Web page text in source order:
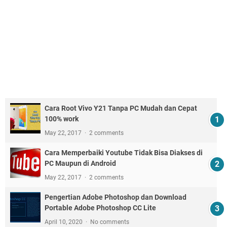
Cara Root Vivo Y21 Tanpa PC Mudah dan Cepat
100% work
May 22, 2017 2 comments
Cara Memperbaiki Youtube Tidak Bisa Diakses di
PC Maupun di Android
May 22, 2017 2 comments
Pengertian Adobe Photoshop dan Download
Portable Adobe Photoshop CC Lite
April 10, 2020 No comments